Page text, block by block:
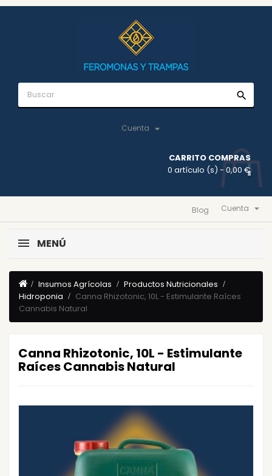
search
Cuenta 
CARRITO COMPRAS
0 artículo (s) - 0,00 €
Cuenta 
Blog
MENÚ
Insumos Agrícolas
Productos Nutricionales
Hidroponia
Canna Rhizotonic, 10L - Estimulante Raíces
Cannabis Natural
Canna Rhizotonic, 10L - Estimulante
Raíces Cannabis Natural